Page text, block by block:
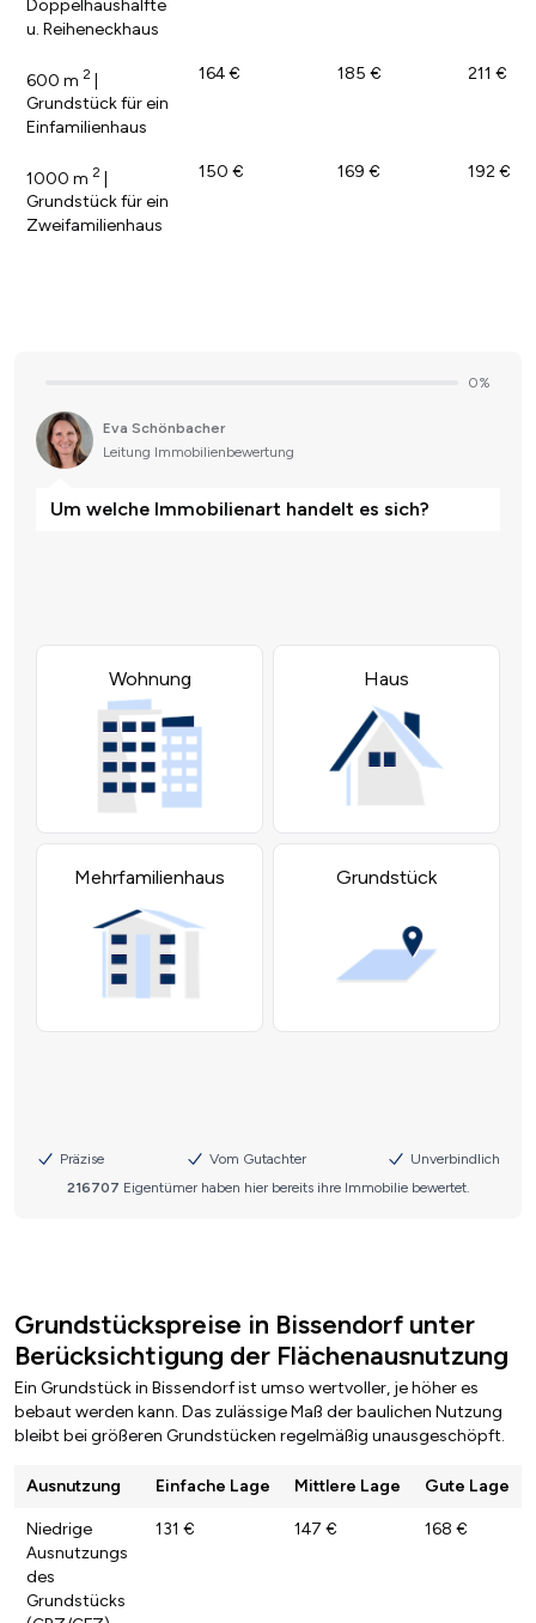
Doppelhaushälfte
u. Reiheneckhaus
600 m 2 |
Grundstück für ein
Einfamilienhaus
164 € 185 € 211 €
1000 m 2 |
Grundstück für ein
Zweifamilienhaus
150 € 169 € 192 €
Grundstückspreise in Bissendorf unter
Berücksichtigung der Flächenausnutzung
Ein Grundstück in Bissendorf ist umso wertvoller, je höher es
bebaut werden kann. Das zulässige Maß der baulichen Nutzung
bleibt bei größeren Grundstücken regelmäßig unausgeschöpft.
Ausnutzung Einfache Lage Mittlere Lage Gute Lage
Niedrige
Ausnutzungs
des
Grundstücks
131 € 147 € 168 €